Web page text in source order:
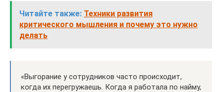
Читайте также: Техники развития
критического мышления и почему это нужно
делать
«Выгорание у сотрудников часто происходит,
когда их перегружаешь. Когда я работала по найму,